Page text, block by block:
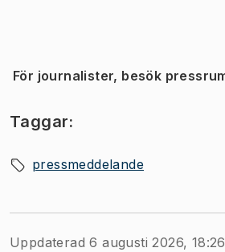
För journalister, besök
( Öppnas i ny flik )
Taggar:
pressmeddelande
Uppdaterad 6 augusti 2026, 18:26